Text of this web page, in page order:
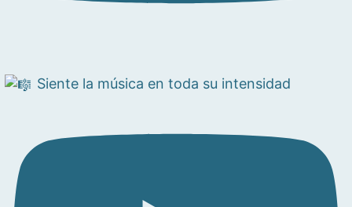
Siente la música en toda su intensidad